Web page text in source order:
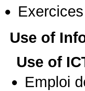
Use of
Use of
Emploi